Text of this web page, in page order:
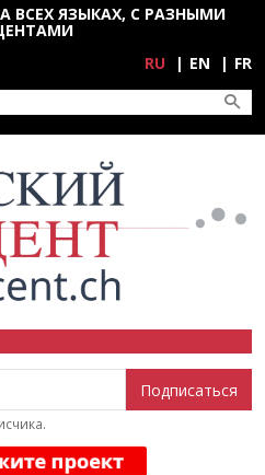
ВСЕХ ЯЗЫКАХ, С РАЗНЫМИ
RU EN FR